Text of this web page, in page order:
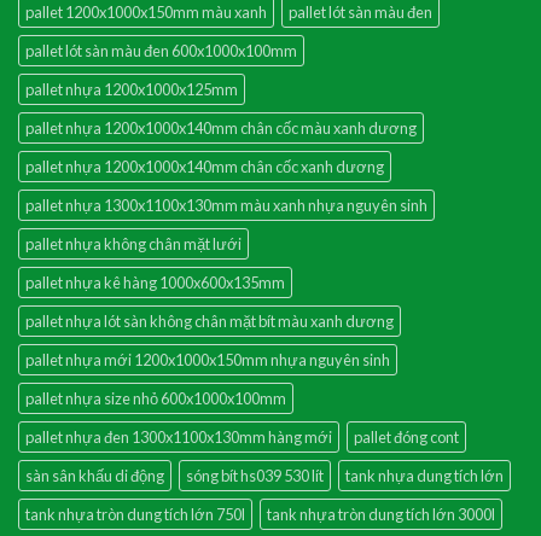
pallet 1200x1000x150mm màu xanh
pallet lót sàn màu đen
pallet lót sàn màu đen 600x1000x100mm
pallet nhựa 1200x1000x125mm
pallet nhựa 1200x1000x140mm chân cốc màu xanh dương
pallet nhựa 1200x1000x140mm chân cốc xanh dương
pallet nhựa 1300x1100x130mm màu xanh nhựa nguyên sinh
pallet nhựa không chân mặt lưới
pallet nhựa kê hàng 1000x600x135mm
pallet nhựa lót sàn không chân mặt bít màu xanh dương
pallet nhựa mới 1200x1000x150mm nhựa nguyên sinh
pallet nhựa size nhỏ 600x1000x100mm
pallet nhựa đen 1300x1100x130mm hàng mới
pallet đóng cont
sàn sân khấu di động
sóng bít hs039 530 lít
tank nhựa dung tích lớn
tank nhựa tròn dung tích lớn 750l
tank nhựa tròn dung tích lớn 3000l